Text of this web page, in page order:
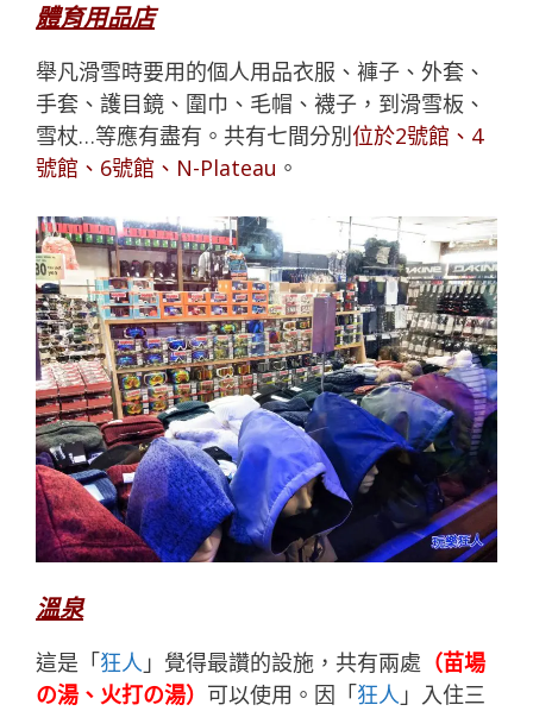
體育用品店
舉凡滑雪時要用的個人用品衣服、褲子、外套、
手套、護目鏡、圍巾、毛帽、襪子，到滑雪板、
雪杖…等應有盡有。共有七間分別 位於2號館、4
號館、6號館、N-Plateau 。
溫泉
這是「狂人 」覺得最讚的設施，共有兩處 （苗場
の湯、火打の湯） 可以使用。因「狂人 」入住三